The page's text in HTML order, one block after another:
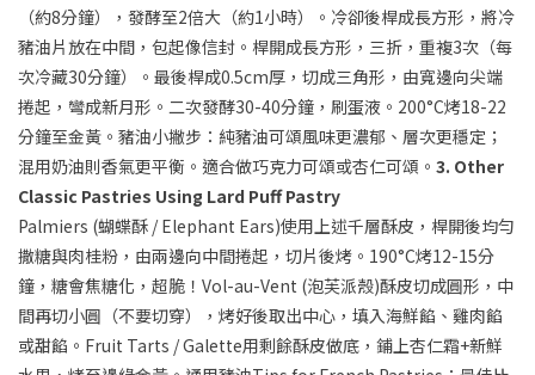
（約8分鐘），發酵至2倍大（約1小時）。冷卻後桿成長方形，將冷
豬油片放在中間，包起像信封。桿開成長方形，三折，重複3次（每
次冷藏30分鐘）。最後桿成0.5cm厚，切成三角形，由寬邊向尖端
捲起，彎成新月形。二次發酵30-40分鐘，刷蛋液。200°C烤18-22
分鐘至金黃。豬油小撇步：純豬油可頌風味更濃郁、層次更穩定；
混用奶油則香氣更平衡。適合做巧克力可頌或杏仁可頌。 3. Other
Classic Pastries Using Lard Puff Pastry
Palmiers (蝴蝶酥 / Elephant Ears)使用上述千層酥皮，桿開後均勻
撒糖與肉桂粉，由兩邊向中間捲起，切片後烤。190°C烤12-15分
鐘，糖會焦糖化，超脆！Vol-au-Vent (泡芙派殼)酥皮切成圓形，中
間再切小圓（不要切穿），烤好後取出中心，填入海鮮餡、雞肉餡
或甜餡。Fruit Tarts / Galette用剩餘酥皮做底，鋪上杏仁霜+新鮮